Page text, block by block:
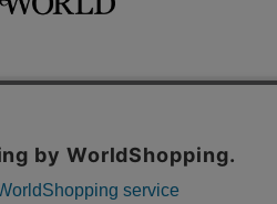
UNITED TOKYO PUBLIC TOKYO